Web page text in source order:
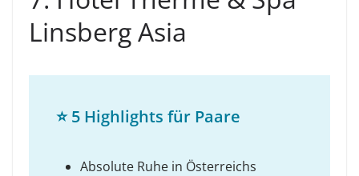
Linsberg Asia
⭐5 Highlights für Paare
Absolute Ruhe in Österreichs